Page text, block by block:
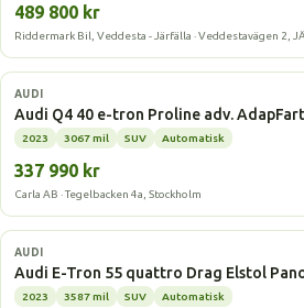
489 800 kr
Riddermark Bil, Veddesta - Järfälla · Veddestavägen 2,
Elbil
AUDI
Audi Q4 40 e-tron Proline adv.
2023 3067 mil SUV Automatisk
337 990 kr
Carla AB · Tegelbacken 4a, Stockholm
Elbil
AUDI
Audi E-Tron 55 quattro Drag Elstol
2023 3587 mil SUV Automatisk